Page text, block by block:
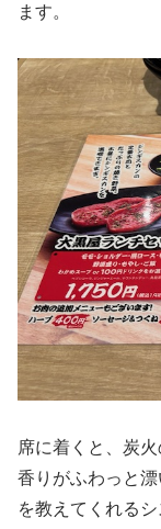
ます。
席に着くと、炭
香りがふわっと
を教えてくれる